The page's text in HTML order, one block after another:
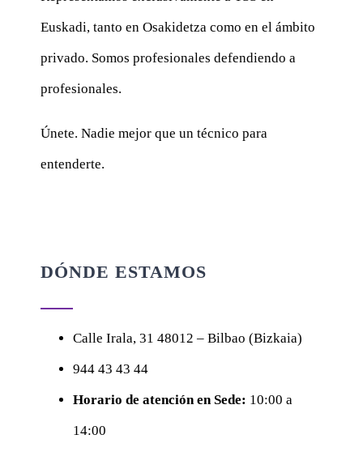
Euskadi, tanto en Osakidetza como en el ámbito
privado. Somos profesionales defendiendo a
profesionales.
Únete. Nadie mejor que un técnico para
entenderte.
DÓNDE ESTAMOS
Calle Irala, 31 48012 – Bilbao (Bizkaia)
944 43 43 44
Horario de atención en Sede: 10:00 a
14:00